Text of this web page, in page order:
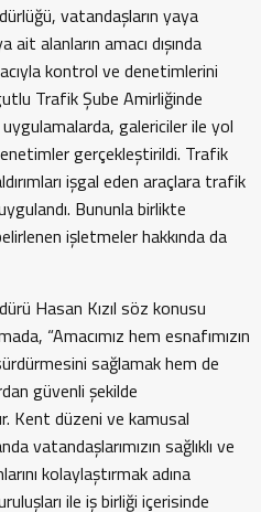
vatandaşların yaya
alanların amacı dışında
kontrol ve denetimlerini
Trafik Şube Amirliğinde
galericiler ile yol
gerçekleştirildi. Trafik
işgal eden araçlara trafik
Bununla birlikte
işletmeler hakkında da
Hasan Kızıl söz konusu
“Amacımız hem esnafımızın
sağlamak hem de
güvenli şekilde
Kent düzeni ve kamusal
vatandaşlarımızın sağlıklı ve
kolaylaştırmak adına
ile iş birliği içerisinde